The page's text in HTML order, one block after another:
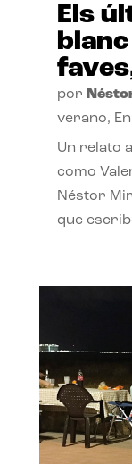
Els
por
verano,
Un relato
como
Néstor
que